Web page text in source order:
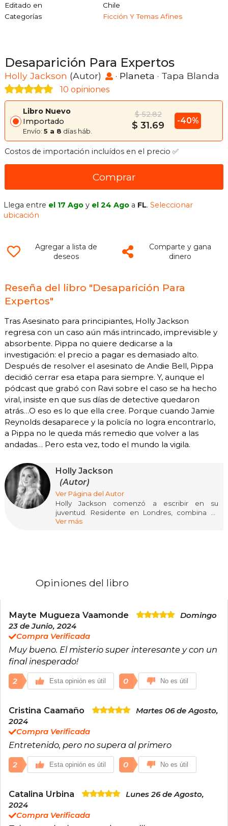
Editado en
Chile
Categorías
Ficción Y Temas Afines
Desaparición Para Expertos
Holly Jackson (Autor) · Planeta · Tapa Blanda
10 opiniones
Libro Nuevo
Importado
Envío: 5 a 8 días háb.
$ 52.82
$ 31.69 -40%
Costos de importación incluídos en el precio ✅
Comprar
Llega entre el 17 Ago y el 24 Ago a FL.Seleccionar
ubicación
Agregar a lista de
deseos
Comparte y gana
dinero
Reseña del libro "Desaparición Para
Expertos"
Tras Asesinato para principiantes, Holly Jackson
regresa con un caso aún más intrincado, imprevisible y
absorbente. Pippa no quiere dedicarse a la
investigación: el precio a pagar es demasiado alto.
Después de resolver el asesinato de Andie Bell, Pippa
decidió cerrar esa etapa para siempre. Y, aunque el
pódcast que grabó con Ravi sobre el caso se ha hecho
viral, insiste en que sus días de detective quedaron
atrás…O eso es lo que ella cree. Porque cuando Jamie
Reynolds desaparece y la policía no logra encontrarlo,
a Pippa no le queda más remedio que volver a las
andadas… Pero esta vez, todo el mundo la vigila.
Holly Jackson
(Autor)
Ver Página del Autor
Holly Jackson comenzó a escribir en su
juventud. Residente en Londres, combina su
pasión por la escritura con los videojuegos y los
Ver más
Opiniones del libro
Mayte Mugueza Vaamonde
Domingo
23 de Junio, 2024
Compra Verificada
Muy bueno. El misterio super interesante y con un
final inesperado!
2 Esta opinión es útil 0 No es útil
Cristina Caamaño
Martes 06 de Agosto,
2024
Compra Verificada
Entretenido, pero no supera al primero
2 Esta opinión es útil 0 No es útil
Catalina Urbina
Lunes 26 de Agosto,
2024
Compra Verificada